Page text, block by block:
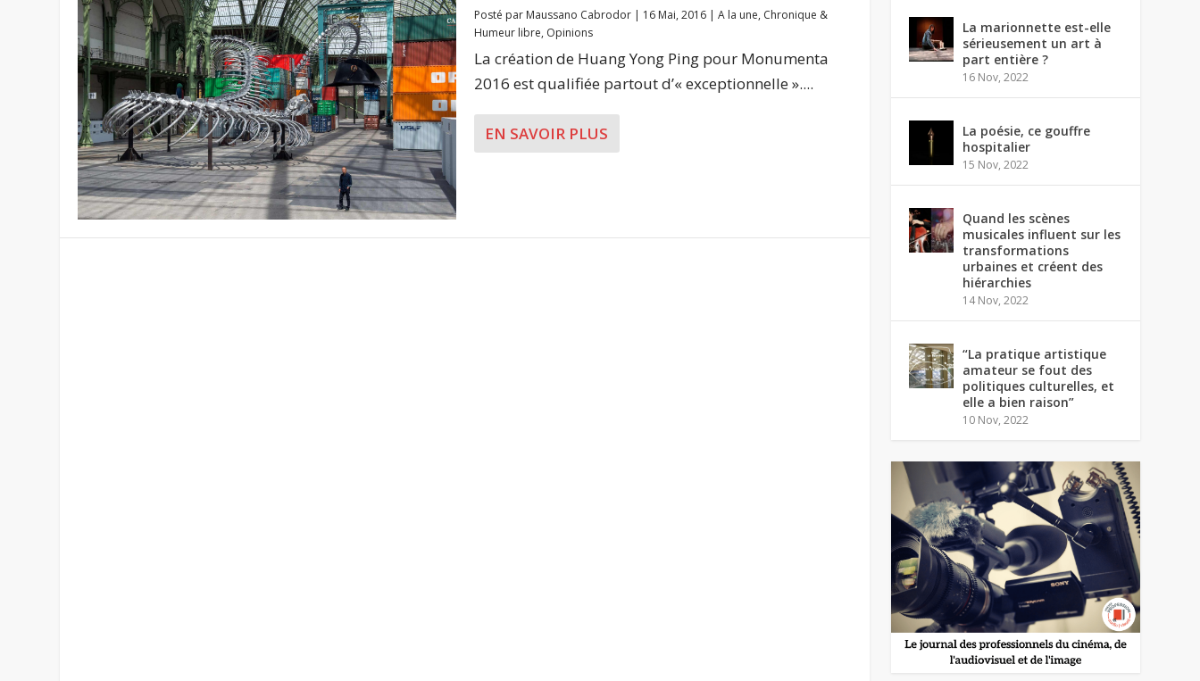
Posté par Maussano Cabrodor| 16 Mai, 2016| A la une, Chronique &
Humeur libre, Opinions
La création de Huang Yong Ping pour Monumenta
2016 est qualifiée partout d’« exceptionnelle »....
EN SAVOIR PLUS
La marionnette est-elle
sérieusement un art à
part entière ?
16 Nov, 2022
La poésie, ce gouffre
hospitalier
15 Nov, 2022
Quand les scènes
musicales influent sur les
transformations
urbaines et créent des
hiérarchies
14 Nov, 2022
“La pratique artistique
amateur se fout des
politiques culturelles, et
elle a bien raison”
10 Nov, 2022